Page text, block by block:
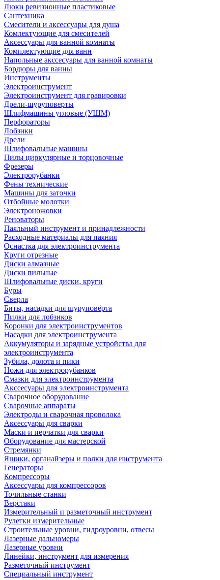
Люки ревизионные пластиковые
Сантехника
Смесители и аксессуары для душа
Комлектующие для смесителей
Аксессуары для ванной комнаты
Комплектующие для ванн
Напольные акссесуары для ванной комнаты
Бордюры для ванны
Инструменты
Электроинструмент
Электроинструмент для гравировки
Дрели-шуруповерты
Шлифмашины угловые (УШМ)
Перфораторы
Лобзики
Дрели
Шлифовальные машины
Пилы циркулярные и торцовочные
Фрезеры
Электрорубанки
Фены технические
Машины для заточки
Отбойные молотки
Электроножовки
Реноваторы
Паяльный инструмент и принадлежности
Расходные материалы для паяния
Оснастка для электроинструмента
Круги отрезные
Диски алмазные
Диски пильные
Шлифовальные диски, круги
Буры
Сверла
Биты, насадки для шуруповёрта
Пилки для лобзиков
Коронки для электроинструментов
Насадки для электроинструмента
Аккумуляторы и зарядные устройства для
электроинструмента
Зубила, долота и пики
Ножи для электрорубанков
Смазки для электроинструмента
Акссесуары для электроинструмента
Сварочное оборудование
Сварочные аппараты
Электроды и сварочная проволока
Аксессуары для сварки
Маски и перчатки для сварки
Оборудование для мастерской
Стремянки
Ящики, органайзеры и полки для инструмента
Генераторы
Компрессоры
Аксессуары для компрессоров
Точильные станки
Верстаки
Измерительный и разметочный инструмент
Рулетки измерительные
Строительные уровни, гидроуровни, отвесы
Лазерные дальномеры
Лазерные уровни
Линейки, инструмент для измерения
Разметочный инструмент
Специальный инструмент